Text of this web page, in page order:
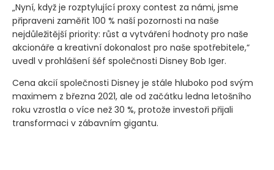
„Nyní, když je rozptylující proxy contest za námi, jsme
připraveni zaměřit 100 % naší pozornosti na naše
nejdůležitější priority: růst a vytváření hodnoty pro naše
akcionáře a kreativní dokonalost pro naše spotřebitele,“
uvedl v prohlášení šéf společnosti Disney Bob Iger.
Cena akcií společnosti Disney je stále hluboko pod svým
maximem z března 2021, ale od začátku ledna letošního
roku vzrostla o více než 30 %, protože investoři přijali
transformaci v zábavním gigantu.